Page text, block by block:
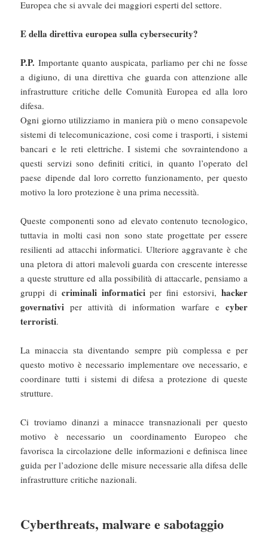
Europea che si avvale dei maggiori esperti del settore.
E della direttiva europea sulla cybersecurity?
P.P. Importante quanto auspicata, parliamo per chi ne fosse
a digiuno, di una direttiva che guarda con attenzione alle
infrastrutture critiche delle Comunità Europea ed alla loro
difesa.
Ogni giorno utilizziamo in maniera più o meno consapevole
sistemi di telecomunicazione, cosi come i trasporti, i sistemi
bancari e le reti elettriche. I sistemi che sovraintendono a
questi servizi sono definiti critici, in quanto l’operato del
paese dipende dal loro corretto funzionamento, per questo
motivo la loro protezione è una prima necessità.
Queste componenti sono ad elevato contenuto tecnologico,
tuttavia in molti casi non sono state progettate per essere
resilienti ad attacchi informatici. Ulteriore aggravante è che
una pletora di attori malevoli guarda con crescente interesse
a queste strutture ed alla possibilità di attaccarle, pensiamo a
gruppi di criminali informaticiper fini estorsivi, hacker
governativi per attività di information warfare e cyber
terroristi.
La minaccia sta diventando sempre più complessa e per
questo motivo è necessario implementare ove necessario, e
coordinare tutti i sistemi di difesa a protezione di queste
strutture.
Ci troviamo dinanzi a minacce transnazionali per questo
motivo è necessario un coordinamento Europeo che
favorisca la circolazione delle informazioni e definisca linee
guida per l’adozione delle misure necessarie alla difesa delle
infrastrutture critiche nazionali.
Cyberthreats, malware e sabotaggio